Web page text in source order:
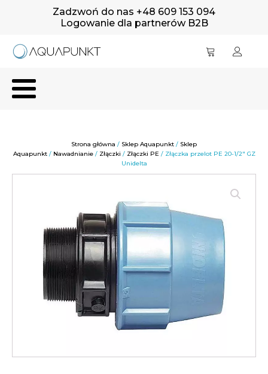
Zadzwoń do nas +48 609 153 094
Logowanie dla partnerów B2B
Strona główna / Sklep Aquapunkt / Sklep
Aquapunkt/ Nawadnianie/ Złączki / Złączki PE / Złączka przelot PE 20-1/2" GZ
Unidelta